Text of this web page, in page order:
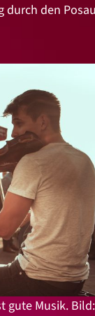
den
gute Musik. Bild: